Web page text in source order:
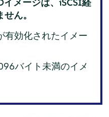
イメージは、iSCSI経
ん。
有効化されたイメー
バイト未満のイメ